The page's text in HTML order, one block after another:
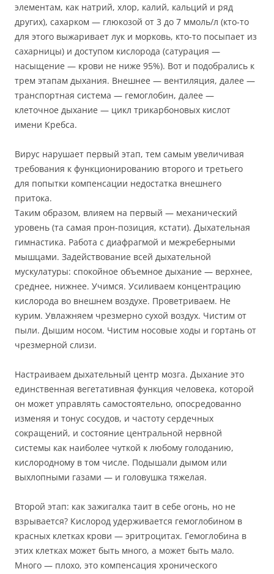
элементам, как натрий, хлор, калий, кальций и ряд
других), сахарком — глюкозой от 3 до 7 ммоль/л (кто-то
для этого выжаривает лук и морковь, кто-то посыпает из
сахарницы) и доступом кислорода (сатурация —
насыщение — крови не ниже 95%). Вот и подобрались к
трем этапам дыхания. Внешнее — вентиляция, далее —
транспортная система — гемоглобин, далее —
клеточное дыхание — цикл трикарбоновых кислот
имени Кребса.
Вирус нарушает первый этап, тем самым увеличивая
требования к функционированию второго и третьего
для попытки компенсации недостатка внешнего
притока.
Таким образом, влияем на первый — механический
уровень (та самая прон-позиция, кстати). Дыхательная
гимнастика. Работа с диафрагмой и межреберными
мышцами. Задействование всей дыхательной
мускулатуры: спокойное объемное дыхание — верхнее,
среднее, нижнее. Учимся. Усиливаем концентрацию
кислорода во внешнем воздухе. Проветриваем. Не
курим. Увлажняем чрезмерно сухой воздух. Чистим от
пыли. Дышим носом. Чистим носовые ходы и гортань от
чрезмерной слизи.
Настраиваем дыхательный центр мозга. Дыхание это
единственная вегетативная функция человека, которой
он может управлять самостоятельно, опосредованно
изменяя и тонус сосудов, и частоту сердечных
сокращений, и состояние центральной нервной
системы как наиболее чуткой к любому голоданию,
кислородному в том числе. Подышали дымом или
выхлопными газами — и головушка тяжелая.
Второй этап: как зажигалка таит в себе огонь, но не
взрывается? Кислород удерживается гемоглобином в
красных клетках крови — эритроцитах. Гемоглобина в
этих клетках может быть много, а может быть мало.
Много — плохо, это компенсация хронического